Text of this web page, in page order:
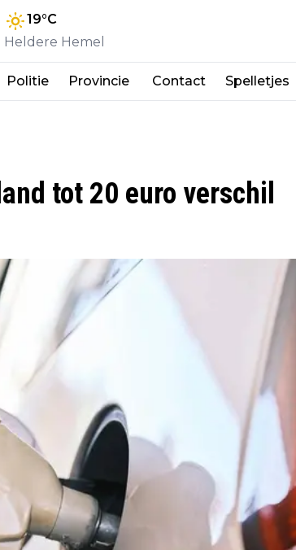
19°C
Heldere Hemel
Politie Provincie Contact Spelletjes
tot 20 euro verschil